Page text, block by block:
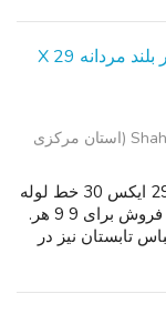
خط لوله شهری خاکی شلوار بلند مردانه 29 X
Shahrestān-e Shāzand (استان مرکزی
من دو جفت از اندازه مردانه 29 ایکس 30 خط لوله
شهری خاکی شلوار بلند برای فروش برای 9 9 هر.
تابستان نیز در